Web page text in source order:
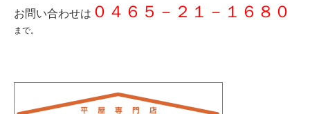
お問い合わせは ０４６５－２１－１６８０
まで。